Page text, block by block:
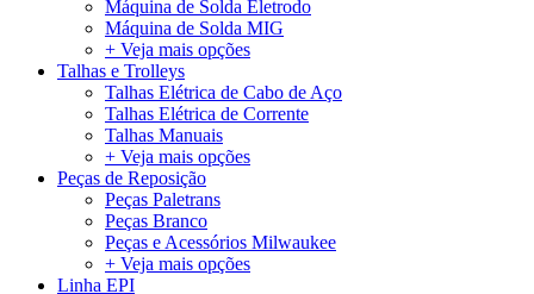
Máquina de Solda Eletrodo
Máquina de Solda MIG
+ Veja mais opções
Talhas e Trolleys
Talhas Elétrica de Cabo de Aço
Talhas Elétrica de Corrente
Talhas Manuais
+ Veja mais opções
Peças de Reposição
Peças Paletrans
Peças Branco
Peças e Acessórios Milwaukee
+ Veja mais opções
Linha EPI